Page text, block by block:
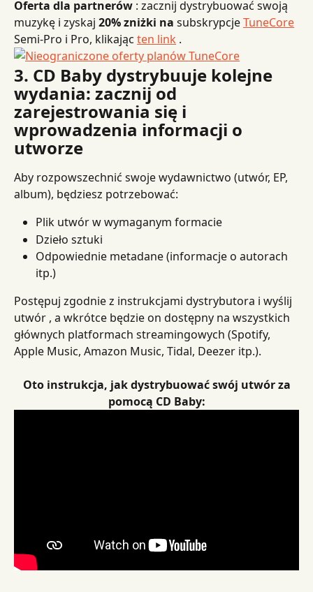
Oferta dla partnerów : zacznij dystrybuować swoją
muzykę i zyskaj 20% zniżki na subskrypcje TuneCore
Semi-Pro i Pro, klikając ten link .
3. CD Baby dystrybuuje kolejne
wydania: zacznij od
zarejestrowania się i
wprowadzenia informacji o
utworze
Aby rozpowszechnić swoje wydawnictwo (utwór, EP,
album), będziesz potrzebować:
Plik utwór w wymaganym formacie
Dzieło sztuki
Odpowiednie metadane (informacje o autorach
itp.)
Postępuj zgodnie z instrukcjami dystrybutora i wyślij
utwór , a wkrótce będzie on dostępny na wszystkich
głównych platformach streamingowych (Spotify,
Apple Music, Amazon Music, Tidal, Deezer itp.).
Oto instrukcja, jak dystrybuować swój utwór za
pomocą CD Baby: